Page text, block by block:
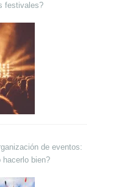
festivales?
de eventos:
bien?